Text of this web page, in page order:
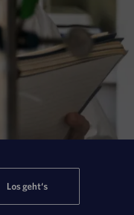
Los geht‘s